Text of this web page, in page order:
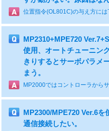
MP2310+MPE720
使用、オートチューニン
きりするとサーボパラメ
まう。
MP2300/MPE720 Ver.6
通信接続したい。